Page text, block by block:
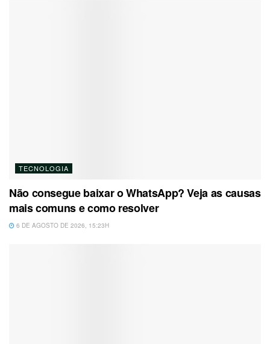
TECNOLOGIA
Não consegue baixar o WhatsApp? Veja as causas
mais comuns e como resolver
6 DE AGOSTO DE 2026, 15:23H